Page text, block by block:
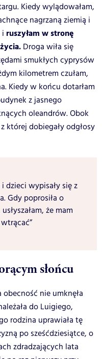
Kiedy wylądowałam,
nagrzaną ziemią i
i ruszyłam w stronę
Droga wiła się
smukłych cyprysów
kilometrem czułam,
Kiedy w końcu dotarłam
z jasnego
oleandrów. Obok
której dobiegały odgłosy
dzieci wypisały się z
Gdy poprosiła o
że mam
słońcu
nie umknęła
do Luigiego,
rodzina uprawiała tę
po sześćdziesiątce, o
zdradzających lata